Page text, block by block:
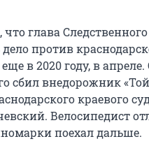
глава
против
в 2020 году, в
сбил внедорожник
краевого
Велосипедист
поехал дальше.